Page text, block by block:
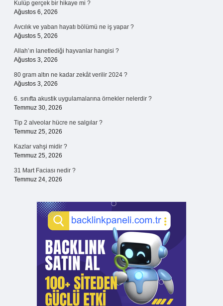
Kulüp gerçek bir hikaye mi ?
Ağustos 6, 2026
Avcılık ve yaban hayatı bölümü ne iş yapar ?
Ağustos 5, 2026
Allah’ın lanetlediği hayvanlar hangisi ?
Ağustos 3, 2026
80 gram altın ne kadar zekât verilir 2024 ?
Ağustos 3, 2026
6. sınıfta akustik uygulamalarına örnekler nelerdir ?
Temmuz 30, 2026
Tip 2 alveolar hücre ne salgılar ?
Temmuz 25, 2026
Kazlar vahşi midir ?
Temmuz 25, 2026
31 Mart Faciası nedir ?
Temmuz 24, 2026